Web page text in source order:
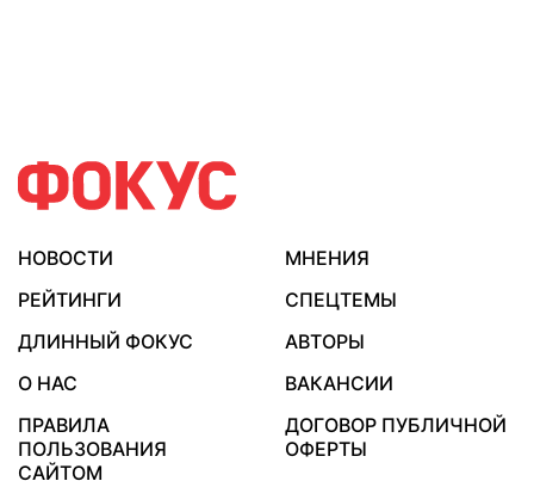
НОВОСТИ
МНЕНИЯ
РЕЙТИНГИ
СПЕЦТЕМЫ
ДЛИННЫЙ ФОКУС
АВТОРЫ
О НАС
ВАКАНСИИ
ПРАВИЛА
ПОЛЬЗОВАНИЯ
САЙТОМ
ДОГОВОР ПУБЛИЧНОЙ
ОФЕРТЫ